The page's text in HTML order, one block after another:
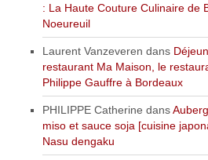
: La Haute Couture Culinaire de
Noeureuil
Laurent Vanzeveren dans
restaurant Ma Maison, le
Philippe Gauffre à Bordeaux
PHILIPPE Catherine dans
miso et sauce soja [cuisine
Nasu dengaku